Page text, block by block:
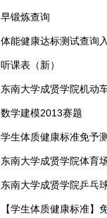
早锻炼查询
体能健康达标测试查询
听课表（新）
东南大学成贤学院机动
数学建模2013赛题
学生体质健康标准免予
东南大学成贤学院体育
东南大学成贤学院乒乓
【学生体质健康标准】